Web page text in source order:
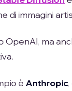
di immagini
OpenAI, ma
è Anthropic